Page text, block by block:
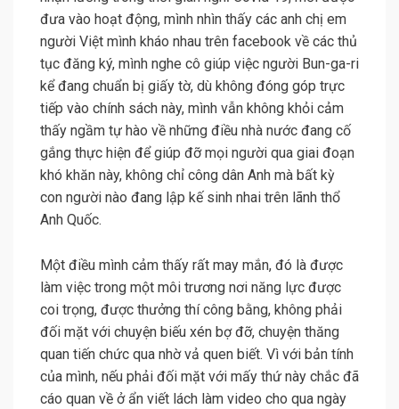
đưa vào hoạt động, mình nhìn thấy các anh chị em
người Việt mình kháo nhau trên facebook về các thủ
tục đăng ký, mình nghe cô giúp việc người Bun-ga-ri
kể đang chuẩn bị giấy tờ, dù không đóng góp trực
tiếp vào chính sách này, mình vẫn không khỏi cảm
thấy ngầm tự hào về những điều nhà nước đang cố
gắng thực hiện để giúp đỡ mọi người qua giai đoạn
khó khăn này, không chỉ công dân Anh mà bất kỳ
con người nào đang lập kế sinh nhai trên lãnh thổ
Anh Quốc.
Một điều mình cảm thấy rất may mắn, đó là được
làm việc trong một môi trương nơi năng lực được
coi trọng, được thưởng thí công bằng, không phải
đối mặt với chuyện biếu xén bợ đỡ, chuyện thăng
quan tiến chức qua nhờ vả quen biết. Vì với bản tính
của mình, nếu phải đối mặt với mấy thứ này chắc đã
cáo quan về ở ẩn viết lách làm video cho qua ngày